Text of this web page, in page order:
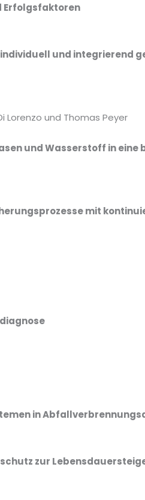
Erfolgsfaktoren
und integrierend
Lorenzo und Thomas Peyer
und Wasserstoff in
mit
in
zur